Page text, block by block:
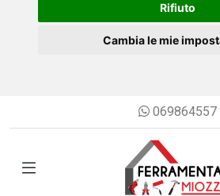
Rifiuto
Cambia le mie
069864557